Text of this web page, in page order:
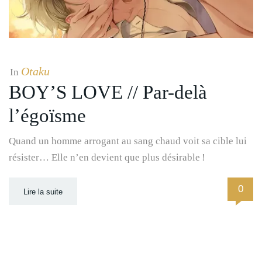
In Otaku
BOY’S LOVE // Par-delà
l’égoïsme
Quand un homme arrogant au sang chaud voit sa cible lui
résister… Elle n’en devient que plus désirable !
Lire la suite 0